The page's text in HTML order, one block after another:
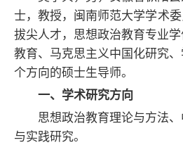
士，教授，闽南师范大学学术
拔尖人才，思想政治教育专业
教育、马克思主义中国化研究
个方向的硕士生导师。
一、学术研究方向
思想政治教育理论与方法
与实践研究。